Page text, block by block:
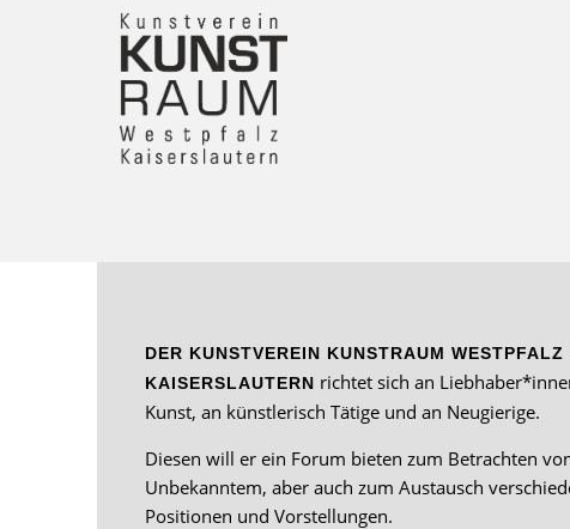
DER KUNSTVEREIN KUNSTRAUM WESTPFALZ
KAISERSLAUTERN richtet sich an
Kunst, an künstlerisch Tätige und an Neugierige.
Diesen will er ein Forum bieten zum Betrachten
Unbekanntem, aber auch zum Austausch
Positionen und Vorstellungen.